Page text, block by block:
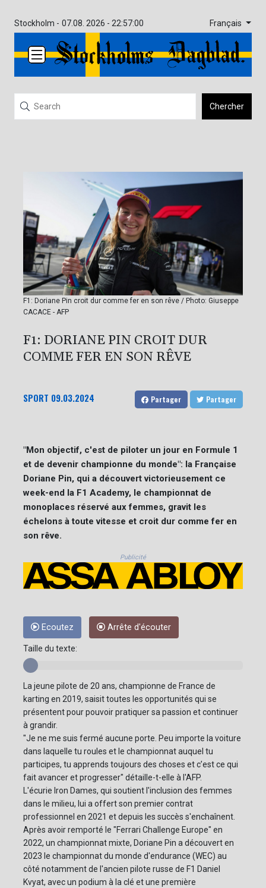
Stockholm - 07.08. 2026 - 22:57:00 Français
Chercher
F1: Doriane Pin croit dur comme fer en son rêve / Photo: Giuseppe
CACACE - AFP
F1: DORIANE PIN CROIT DUR
COMME FER EN SON RÊVE
SPORT 09.03.2024 Partager Partager
"Mon objectif, c'est de piloter un jour en Formule 1
et de devenir championne du monde": la Française
Doriane Pin, qui a découvert victorieusement ce
week-end la F1 Academy, le championnat de
monoplaces réservé aux femmes, gravit les
échelons à toute vitesse et croit dur comme fer en
son rêve.
Publicité
Ecoutez Arrête d'écouter
Taille du texte:
La jeune pilote de 20 ans, championne de France de
karting en 2019, saisit toutes les opportunités qui se
présentent pour pouvoir pratiquer sa passion et continuer
à grandir.
"Je ne me suis fermé aucune porte. Peu importe la voiture
dans laquelle tu roules et le championnat auquel tu
participes, tu apprends toujours des choses et c’est ce qui
fait avancer et progresser" détaille-t-elle à l'AFP.
L'écurie Iron Dames, qui soutient l'inclusion des femmes
dans le milieu, lui a offert son premier contrat
professionnel en 2021 et depuis les succès s'enchaînent.
Après avoir remporté le "Ferrari Challenge Europe" en
2022, un championnat mixte, Doriane Pin a découvert en
2023 le championnat du monde d'endurance (WEC) au
côté notamment de l'ancien pilote russe de F1 Daniel
Kvyat, avec un podium à la clé et une première